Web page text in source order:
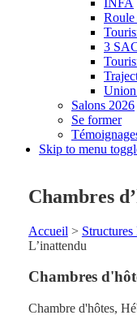
3
Salons 2026
Se former
Skip to menu
Chambres
Accueil > Structures
L’inattendu
Chambres
Chambre d'hôtes,